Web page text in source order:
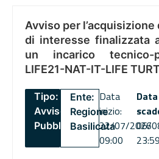
Avviso per
di interesse finalizzata
un incarico tecnico-
LIFE21-NAT-IT-LIFE
Tipo:
Avviso
Pubblico
Ente:
Regione
Basilicata
Data
inizio:
22/07/2026
09:00
06/
23:59